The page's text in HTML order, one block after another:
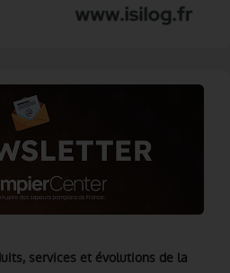
services et évolutions de la